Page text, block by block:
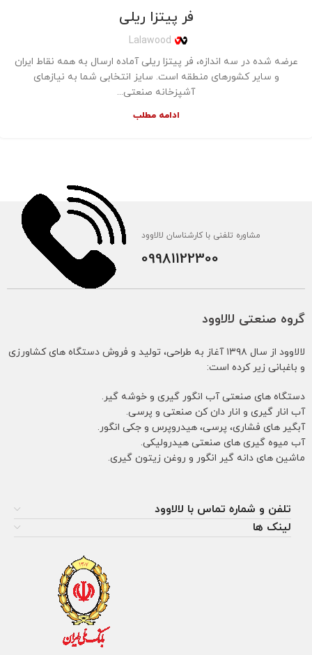
فر پیتزا ریلی
Lalawood
عرضه شده در سه اندازه، فر پیتزا ریلی آماده ارسال به همه نقاط ایران
و سایر کشورهای منطقه است. سایز انتخابی شما به نیازهای
آشپزخانه صنعتی...
ادامه مطلب
گروه صنعتی لالاوود
لالاوود از سال ۱۳۹۸ آغاز به طراحی، تولید و فروش دستگاه های کشاورزی
و باغبانی زیر کرده است:
دستگاه های صنعتی آب انگور گیری و خوشه گیر.
آب انار گیری و انار دان کن صنعتی و پرسی.
آبگیر های فشاری، پرسی، هیدروپرس و جکی انگور.
آب میوه گیری های صنعتی هیدرولیکی.
ماشین های دانه گیر انگور و روغن زیتون گیری.
مشاوره تلفنی با کارشناسان لالاوود
09981122300
تلفن و شماره تماس با لالاوود
لینک ها